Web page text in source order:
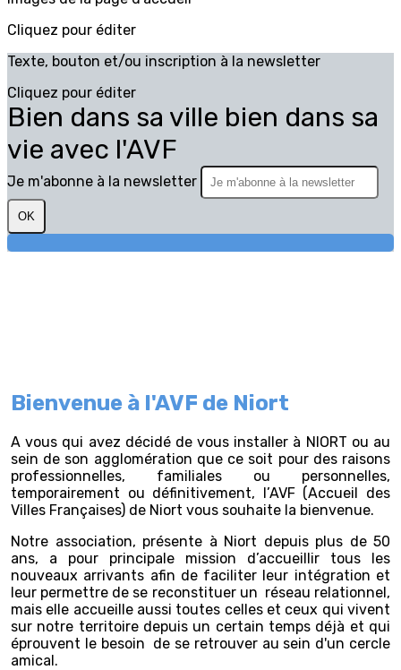
Cliquez pour éditer
Texte, bouton et/ou inscription à la newsletter
Cliquez pour éditer
Bien dans sa ville bien dans sa
vie avec l'AVF
Je m'abonne à la newsletter
OK
Bienvenue à l'AVF de Niort
A vous qui avez décidé de vous installer à NIORT ou au
sein de son agglomération que ce soit pour des raisons
professionnelles, familiales ou personnelles,
temporairement ou définitivement, l’AVF (Accueil des
Villes Françaises) de Niort vous souhaite la bienvenue.
Notre association, présente à Niort depuis plus de 50
ans, a pour principale mission d’accueillir tous les
nouveaux arrivants afin de faciliter leur intégration et
leur permettre de se reconstituer un réseau relationnel,
mais elle accueille aussi toutes celles et ceux qui vivent
sur notre territoire depuis un certain temps déjà et qui
éprouvent le besoin de se retrouver au sein d'un cercle
amical.